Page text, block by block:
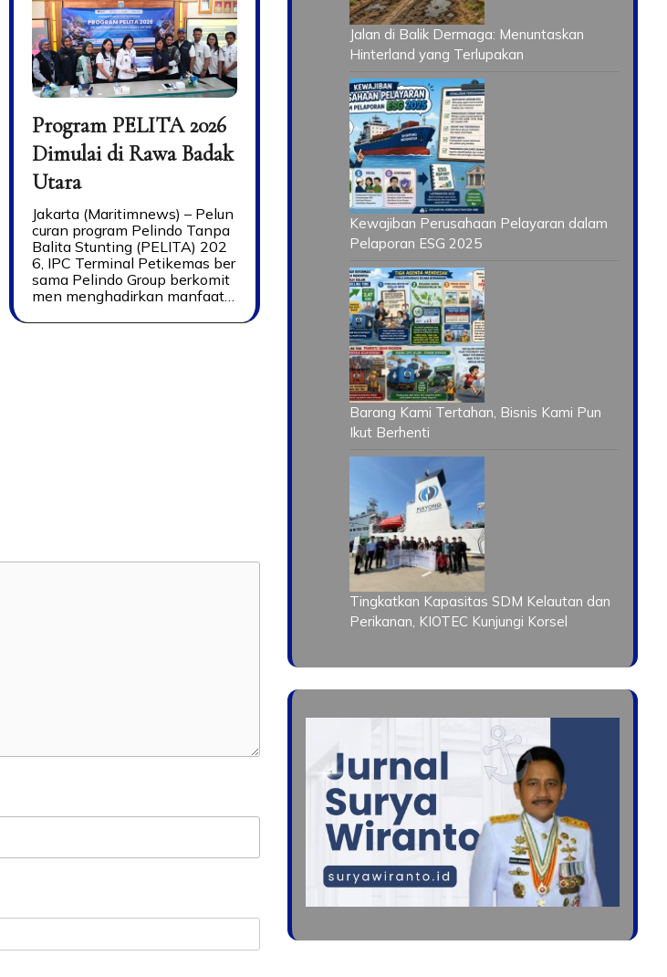
Program PELITA 2026
Dimulai di Rawa Badak
Utara
Jakarta (Maritimnews) – Pelun
curan program Pelindo Tanpa
Balita Stunting (PELITA) 202
6, IPC Terminal Petikemas ber
sama Pelindo Group berkomit
men menghadirkan manfaat…
Jalan di Balik Dermaga: Menuntaskan
Hinterland yang Terlupakan
Kewajiban Perusahaan Pelayaran dalam
Pelaporan ESG 2025
Barang Kami Tertahan, Bisnis Kami Pun
Ikut Berhenti
Tingkatkan Kapasitas SDM Kelautan dan
Perikanan, KIOTEC Kunjungi Korsel